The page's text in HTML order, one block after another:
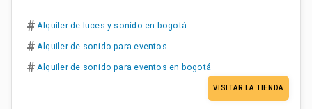
# Alquiler de luces y sonido en bogotá
# Alquiler de sonido para eventos
# Alquiler de sonido para eventos en bogotá
VISITAR LA TIENDA